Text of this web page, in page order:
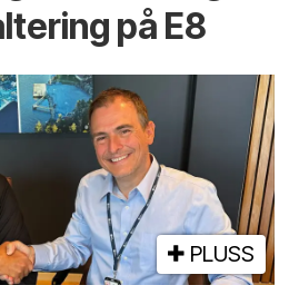
på E8
PLUSS